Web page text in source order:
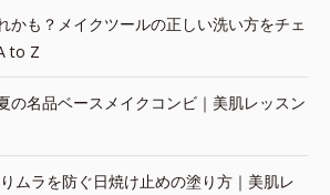
かも？メイクツールの正しい洗い方をチェ
to Z
の名品ベースメイクコンビ｜美肌レッスン
ムラを防ぐ日焼け止めの塗り方｜美肌レ